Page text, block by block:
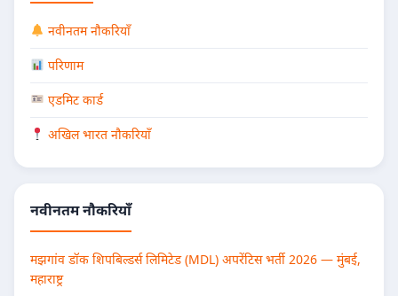
नवीनतम नौकरियाँ
परिणाम
एडमिट कार्ड
अखिल भारत नौकरियाँ
नवीनतम नौकरियाँ
मझगांव डॉक शिपबिल्डर्स लिमिटेड (MDL) अपरेंटिस भर्ती 2026 — मुंबई,
महाराष्ट्र